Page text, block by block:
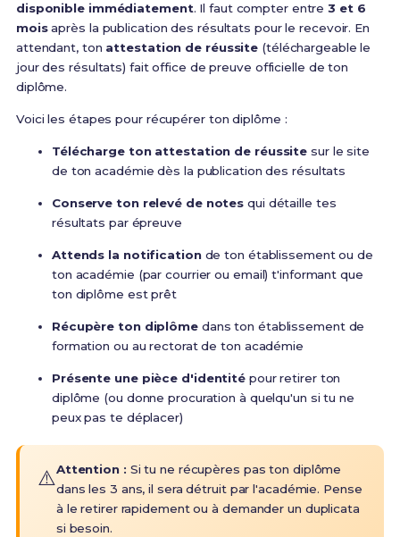
disponible immédiatement. Il faut compter entre3 et 6
moisaprès la publication des résultats pour le recevoir. En
attendant, ton attestation de réussite (téléchargeable le
jour des résultats) fait office de preuve officielle de ton
diplôme.
Voici les étapes pour récupérer ton diplôme :
Télécharge ton attestation de réussite sur le site
de ton académie dès la publication des résultats
Conserve ton relevé de notes qui détaille tes
résultats par épreuve
Attends la notificationde ton établissement ou de
ton académie (par courrier ou email) t'informant que
ton diplôme est prêt
Récupère ton diplômedans ton établissement de
formation ou au rectorat de ton académie
Présente une pièce d'identité pour retirer ton
diplôme (ou donne procuration à quelqu'un si tu ne
peux pas te déplacer)
⚠️Attention : Si tu ne récupères pas ton diplôme
dans les 3 ans, il sera détruit par l'académie. Pense
à le retirer rapidement ou à demander un duplicata
si besoin.